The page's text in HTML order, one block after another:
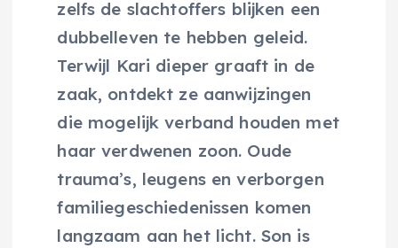
zelfs de slachtoffers blijken een
dubbelleven te hebben geleid.
Terwijl Kari dieper graaft in de
zaak, ontdekt ze aanwijzingen
die mogelijk verband houden met
haar verdwenen zoon. Oude
trauma’s, leugens en verborgen
familiegeschiedenissen komen
langzaam aan het licht. Son is